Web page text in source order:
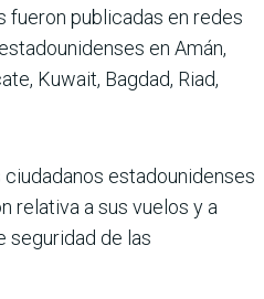
fueron publicadas en redes
en Amán,
Kuwait, Bagdad, Riad,
estadounidenses
relativa a sus vuelos y a
seguridad de las